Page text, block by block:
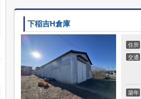
下稲吉H倉庫
住所
交通
築年